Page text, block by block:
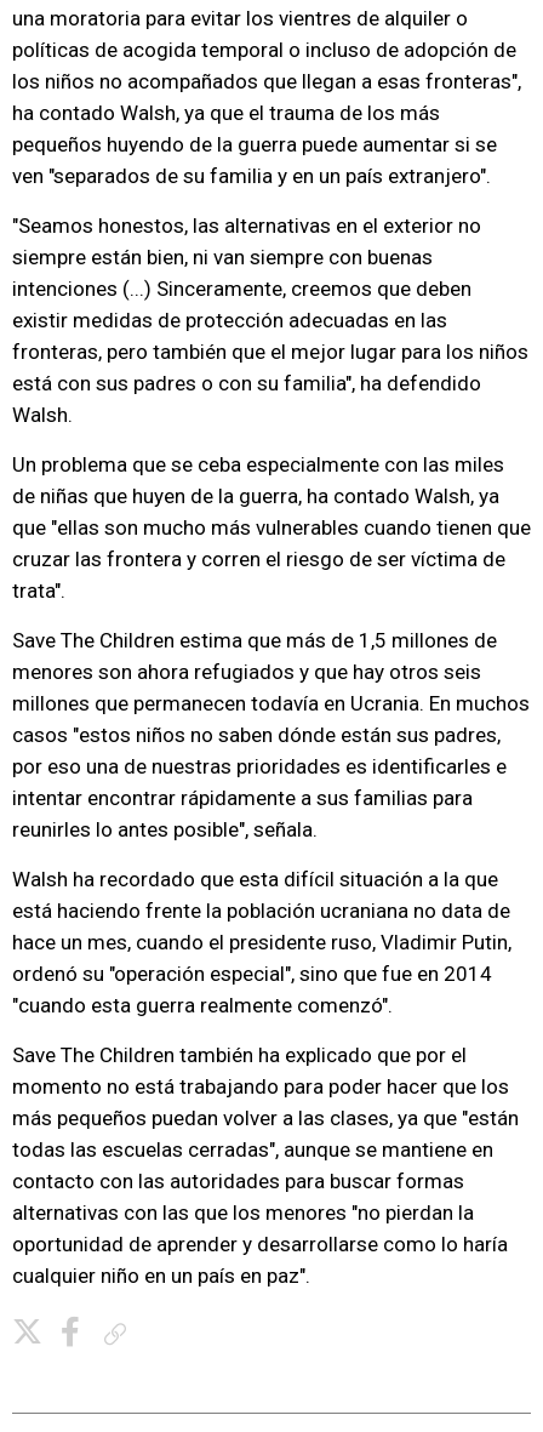
una moratoria para evitar los vientres de alquiler o
políticas de acogida temporal o incluso de adopción de
los niños no acompañados que llegan a esas fronteras",
ha contado Walsh, ya que el trauma de los más
pequeños huyendo de la guerra puede aumentar si se
ven "separados de su familia y en un país extranjero".
"Seamos honestos, las alternativas en el exterior no
siempre están bien, ni van siempre con buenas
intenciones (...) Sinceramente, creemos que deben
existir medidas de protección adecuadas en las
fronteras, pero también que el mejor lugar para los niños
está con sus padres o con su familia", ha defendido
Walsh.
Un problema que se ceba especialmente con las miles
de niñas que huyen de la guerra, ha contado Walsh, ya
que "ellas son mucho más vulnerables cuando tienen que
cruzar las frontera y corren el riesgo de ser víctima de
trata".
Save The Children estima que más de 1,5 millones de
menores son ahora refugiados y que hay otros seis
millones que permanecen todavía en Ucrania. En muchos
casos "estos niños no saben dónde están sus padres,
por eso una de nuestras prioridades es identificarles e
intentar encontrar rápidamente a sus familias para
reunirles lo antes posible", señala.
Walsh ha recordado que esta difícil situación a la que
está haciendo frente la población ucraniana no data de
hace un mes, cuando el presidente ruso, Vladimir Putin,
ordenó su "operación especial", sino que fue en 2014
"cuando esta guerra realmente comenzó".
Save The Children también ha explicado que por el
momento no está trabajando para poder hacer que los
más pequeños puedan volver a las clases, ya que "están
todas las escuelas cerradas", aunque se mantiene en
contacto con las autoridades para buscar formas
alternativas con las que los menores "no pierdan la
oportunidad de aprender y desarrollarse como lo haría
cualquier niño en un país en paz".